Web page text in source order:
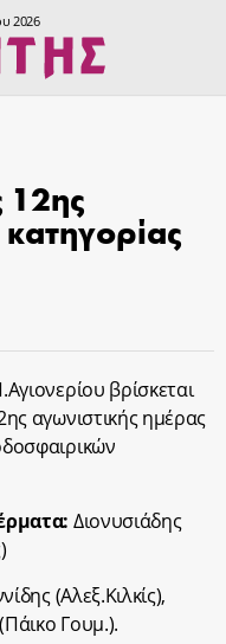
2026
12ης
βρίσκεται
αγωνιστικής ημέρας
Διονυσιάδης
(Αλεξ.Κιλκίς),
Γουμ.).